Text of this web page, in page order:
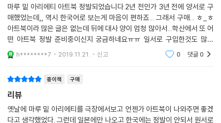
마루 밑 아리에티 아트북 정발되었습니다.2년 전인가 3년 전에 양서로 구
매했었는데,, 역시 한국어로 보는게 마음이 편하죠... 그래서 구매... ㅎ_ㅎ
아트북이라 많은 글은 없는데 뒤에 대사 양이 엄청 많아서...학산에서 또 어
떤 아트북 정발 준비중이신지 궁금하네요ㅠㅠ 일서로 구입한것도 많은
데,,,아무튼 좋습니다~!! 그림 보면서 기분 좋아져요~ 이 감독님의 또다
른 그림체 매력이
h********7 2019.11.21. 신고 0 댓글0
종이책 구매
리뷰
옛날에 마루 밑 아리에티를 극장에서보고 언젠가 아트북이 나와주면 좋겠
다고 생각했었다. 그런데 일본에만 나오고 한국에는 정발이 안되서 원서로